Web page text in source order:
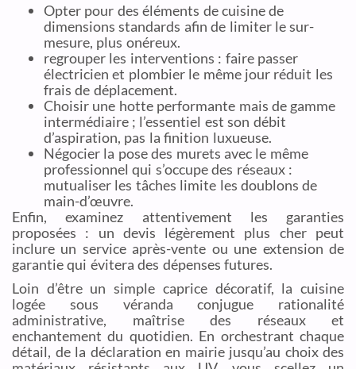
Opter pour des éléments de cuisine de
dimensions standards afin de limiter le sur-
mesure, plus onéreux.
regrouper les interventions : faire passer
électricien et plombier le même jour réduit les
frais de déplacement.
Choisir une hotte performante mais de gamme
intermédiaire ; l’essentiel est son débit
d’aspiration, pas la finition luxueuse.
Négocier la pose des murets avec le même
professionnel qui s’occupe des réseaux :
mutualiser les tâches limite les doublons de
main-d’œuvre.
Enfin, examinez attentivement les garanties
proposées : un devis légèrement plus cher peut
inclure un service après-vente ou une extension de
garantie qui évitera des dépenses futures.
Loin d’être un simple caprice décoratif, la cuisine
logée sous véranda conjugue rationalité
administrative, maîtrise des réseaux et
enchantement du quotidien. En orchestrant chaque
détail, de la déclaration en mairie jusqu’au choix des